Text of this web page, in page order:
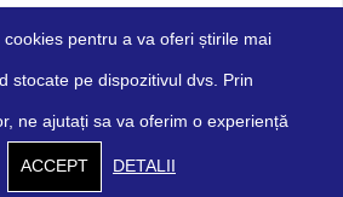
Cookies Confidențialitate
pentru a va oferi știrile mai
stocate pe dispozitivul dvs. Prin
ne ajutați sa va oferim o experiență
ACCEPT DETALII